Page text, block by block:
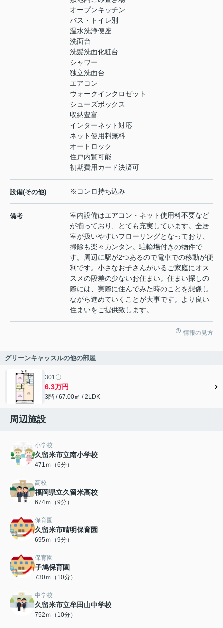
オープンキッチン
バス・トイレ別
温水洗浄便座
洗面台
洗髪洗面化粧台
シャワー
独立洗面台
エアコン
ウォークインクロゼット
シューズボックス
収納豊富
インターネット対応
ネット使用料無料
オートロック
住戸内覧可能
初期費用カード決済可
設備(その他) ※コンロ持ち込み
備考
室内設備はエアコン・ネット使用料不要など
が揃っており、とても充実しています。全居
室が扱いやすいフローリングとなっており、
掃除も楽々カンタン。駐輪場付きの物件で
す。周辺に駅が2つあるので電車での移動が便
利です。小さなお子さんがいるご家庭にオス
スメの段差の少ないお住まい。住まい探しの
際には、実際に住んでみた時のことを想像し
ながら進めていくことが大事です。より良い
住まいをご提供致します。
情報の見方
グリーンキャッスルの他の部屋
301〇
6.3万円
3階 / 67.00㎡ / 2LDK
周辺施設
小学校
久留米市立南小学校
471ｍ（6分）
高校
福岡県立久留米高校
674ｍ（9分）
保育園
久留米市晴明保育園
695ｍ（9分）
保育園
子鳩保育園
730ｍ（10分）
中学校
久留米市立牟田山中学校
752ｍ（10分）